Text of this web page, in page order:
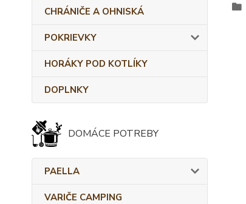
CHRÁNIČE A OHNISKÁ
POKRIEVKY
HORÁKY POD KOTLÍKY
DOPLNKY
DOMÁCE POTREBY
PAELLA
VARIČE CAMPING